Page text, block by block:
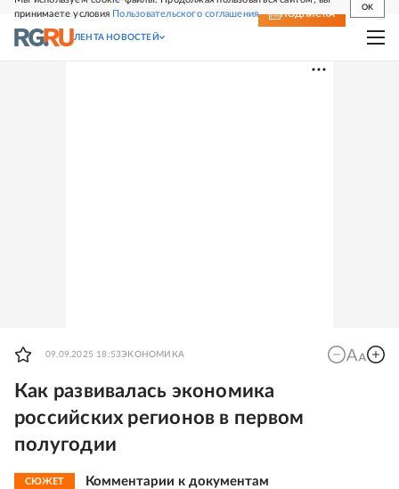
принимаете условия Пользовательского соглашения
OK
СВЕЖИЙ НОМЕР ПОДПИСКА
ЛЕНТА НОВОСТЕЙ
09.09.2025 18:53ЭКОНОМИКА
Как развивалась экономика
российских регионов в первом
полугодии
СЮЖЕТ Комментарии к документам